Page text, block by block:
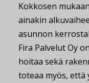
Kokkosen
ainakin
asunnon
Fira Palvelut Oy
hoitaa sekä
toteaa myös, että